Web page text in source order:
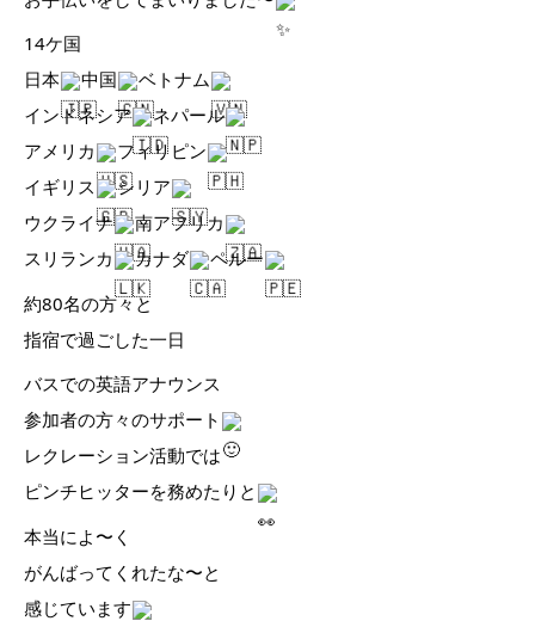
14ケ国
日本
中国
ベトナム
インドネシア
ネパール
アメリカ
フィリピン
イギリス
シリア
ウクライナ
南アフリカ
スリランカ
カナダ
ペルー
約80名の方々と
指宿で過ごした一日
バスでの英語アナウンス
参加者の方々のサポート
レクレーション活動では
ピンチヒッターを務めたりと
本当によ〜く
がんばってくれたな〜と
感じています